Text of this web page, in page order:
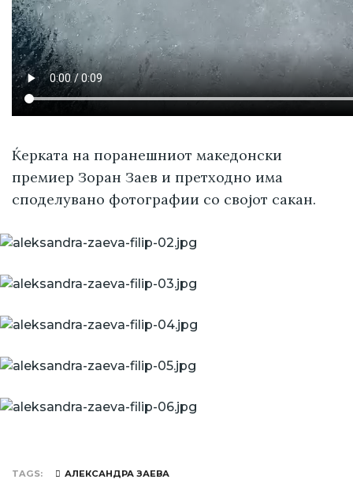
Ќерката на поранешниот македонски
премиер Зоран Заев и претходно има
споделувано фотографии со својот сакан.
TAGS АЛЕКСАНДРА ЗАЕВА